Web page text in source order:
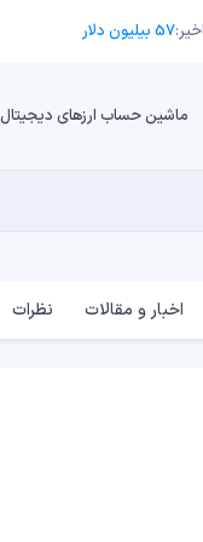
57 بیلیون دلار
ماشین حساب ارزهای دیجیتال
اخبار و مقالات نظرات